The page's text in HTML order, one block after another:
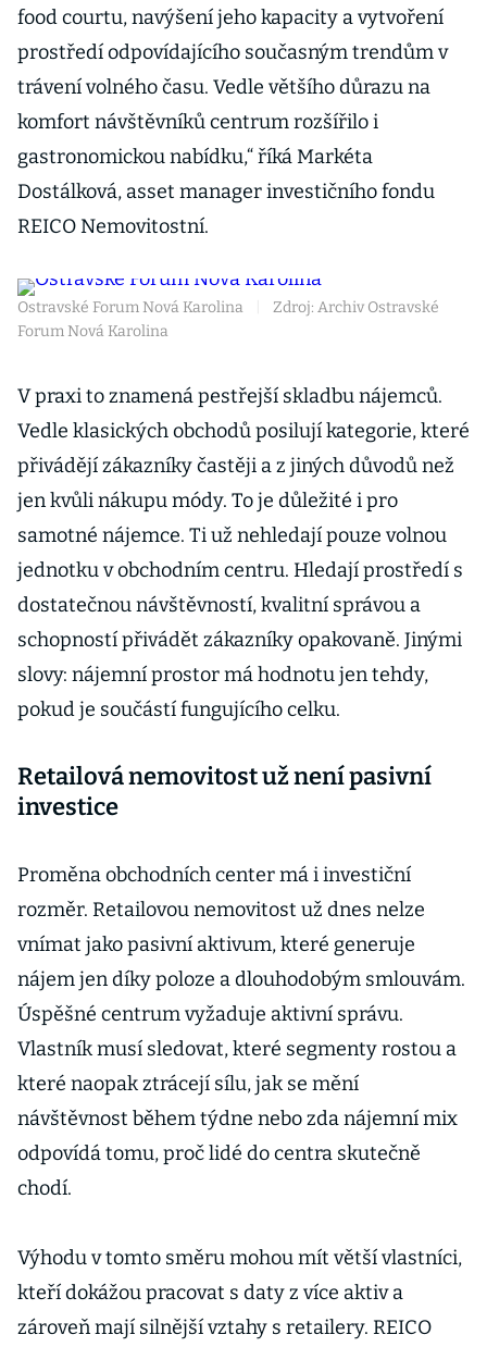
food courtu, navýšení jeho kapacity a vytvoření
prostředí odpovídajícího současným trendům v
trávení volného času. Vedle většího důrazu na
komfort návštěvníků centrum rozšířilo i
gastronomickou nabídku,“ říká Markéta
Dostálková, asset manager investičního fondu
REICO Nemovitostní.
Ostravské Forum Nová Karolina
Zdroj: Archiv Ostravské
Forum Nová Karolina
V praxi to znamená pestřejší skladbu nájemců.
Vedle klasických obchodů posilují kategorie, které
přivádějí zákazníky častěji a z jiných důvodů než
jen kvůli nákupu módy. To je důležité i pro
samotné nájemce. Ti už nehledají pouze volnou
jednotku v obchodním centru. Hledají prostředí s
dostatečnou návštěvností, kvalitní správou a
schopností přivádět zákazníky opakovaně. Jinými
slovy: nájemní prostor má hodnotu jen tehdy,
pokud je součástí fungujícího celku.
Retailová nemovitost už není pasivní
investice
Proměna obchodních center má i investiční
rozměr. Retailovou nemovitost už dnes nelze
vnímat jako pasivní aktivum, které generuje
nájem jen díky poloze a dlouhodobým smlouvám.
Úspěšné centrum vyžaduje aktivní správu.
Vlastník musí sledovat, které segmenty rostou a
které naopak ztrácejí sílu, jak se mění
návštěvnost během týdne nebo zda nájemní mix
odpovídá tomu, proč lidé do centra skutečně
chodí.
Výhodu v tomto směru mohou mít větší vlastníci,
kteří dokážou pracovat s daty z více aktiv a
zároveň mají silnější vztahy s retailery. REICO